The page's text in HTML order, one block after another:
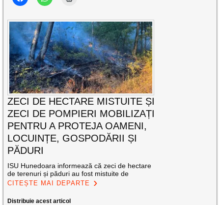
ZECI DE HECTARE MISTUITE ȘI
ZECI DE POMPIERI MOBILIZAȚI
PENTRU A PROTEJA OAMENI,
LOCUINȚE, GOSPODĂRII ȘI
PĂDURI
ISU Hunedoara informează că zeci de hectare
de terenuri și păduri au fost mistuite de
CITEȘTE MAI DEPARTE
Distribuie acest articol